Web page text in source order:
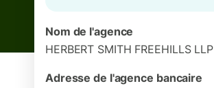
Nom de l'agence
HERBERT SMITH FREEHILLS LLP
Adresse de l'agence bancaire